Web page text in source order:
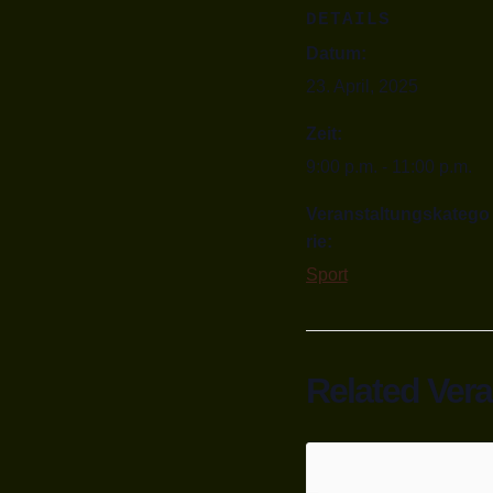
DETAILS
Datum:
23. April, 2025
Zeit:
9:00 p.m. - 11:00 p.m.
Veranstaltungskatego
rie:
Sport
Related